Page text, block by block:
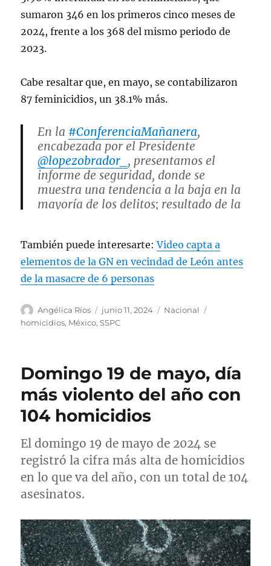
sumaron 346 en los primeros cinco meses de
2024, frente a los 368 del mismo periodo de
2023.
Cabe resaltar que, en mayo, se contabilizaron
87 feminicidios, un 38.1% más.
En la #ConferenciaMañanera,
encabezada por el Presidente
@lopezobrador_ , presentamos el
informe de seguridad, donde se
muestra una tendencia a la baja en la
mayoría de los delitos; resultado de la
🇲🇽pic.twitter.com/vQzlXop979
— Rosa Icela Rodríguez Velázquez
También puede interesarte:Video capta a
elementos de la GN en vecindad de León antes
de la masacre de 6 personas
A
u
Angélica Ríos
P
u
c
d
o
e
junio 11, 2024
C
o
Nacional
a
homicidios, México,SSPC
Domingo 19 de mayo, día
más violento del año con
104 homicidios
El domingo 19 de mayo de 2024 se
registró la cifra más alta de homicidios
en lo que va del año, con un total de 104
asesinatos.